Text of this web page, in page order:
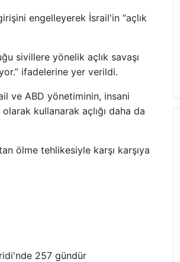
engelleyerek İsrail'in “açlık
sivillere yönelik açlık savaşı
ifadelerine yer verildi.
ve ABD yönetiminin, insani
kullanarak açlığı daha da
ölme tehlikesiyle karşı karşıya
257 gündür